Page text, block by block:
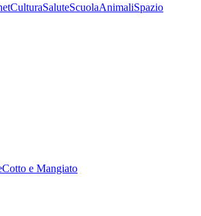
CulturaSaluteScuolaAnimaliSpazio
Cotto e Mangiato